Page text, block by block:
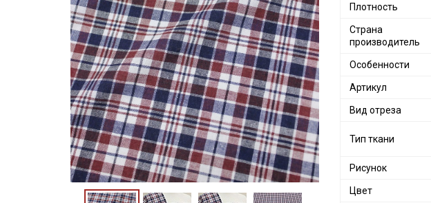
Плотность
Страна
производитель
Особенности
Артикул
Вид отреза
Тип ткани
Рисунок
Цвет